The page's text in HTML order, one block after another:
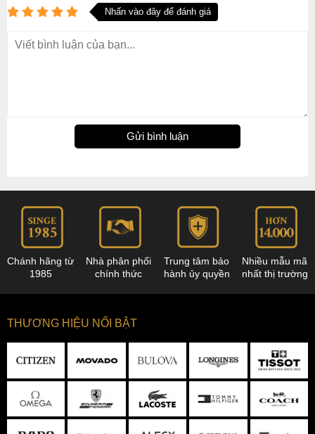
Nhấn vào đây để đánh giá
Gửi bình luận
Chánh hãng từ
1985
Nhà phân phối
chính thức
Trung tâm bảo
hành ủy quyền
Nhiều mẫu mã
nhất thị trường
THƯƠNG HIỆU NỔI BẬT